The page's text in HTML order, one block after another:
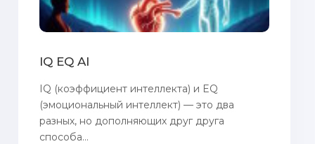
IQ EQ AI
IQ (коэффициент интеллекта) и EQ
(эмоциональный интеллект) — это два
разных, но дополняющих друг друга
способа...